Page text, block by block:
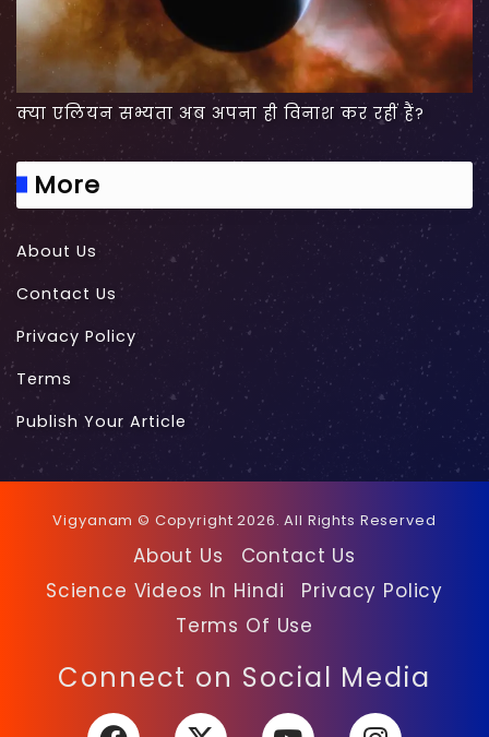
क्या एलियन सभ्यता अब अपना ही विनाश कर रहीं हैं?
More
About Us
Contact Us
Privacy Policy
Terms
Publish Your Article
Vigyanam © Copyright 2026. All Rights Reserved
About Us
Contact Us
Science Videos In Hindi
Privacy Policy
Terms Of Use